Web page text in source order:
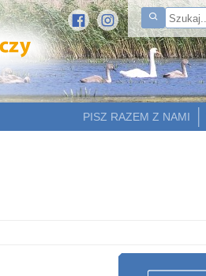
PISZ RAZEM Z NAMI